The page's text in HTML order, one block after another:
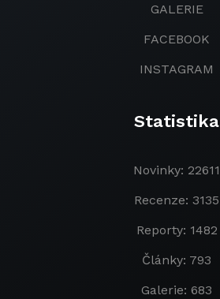
GALERIE
FACEBOOK
INSTAGRAM
Statistika
Novinky: 22611
Recenze: 3135
Reporty: 1482
Články: 793
Galerie: 683